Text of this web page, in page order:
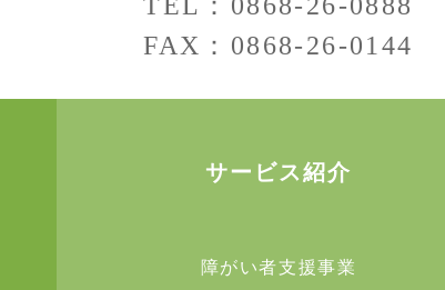
FAX：0868-26-0144
サービス紹介
障がい者支援事業